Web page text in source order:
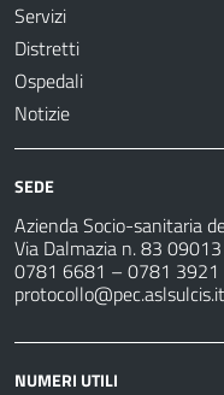
Servizi
Distretti
Ospedali
Notizie
SEDE
Azienda Socio-sanitaria
Via Dalmazia n. 83 09013
0781 6681 – 0781 3921
protocollo@pec.aslsulcis.it
NUMERI UTILI